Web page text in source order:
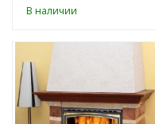
В наличии